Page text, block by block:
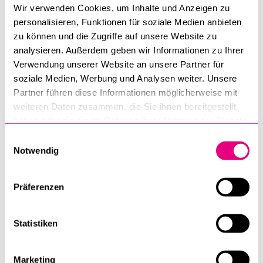
Wir verwenden Cookies, um Inhalte und Anzeigen zu
personalisieren, Funktionen für soziale Medien anbieten
zu können und die Zugriffe auf unsere Website zu
analysieren. Außerdem geben wir Informationen zu Ihrer
Verwendung unserer Website an unsere Partner für
soziale Medien, Werbung und Analysen weiter. Unsere
Partner führen diese Informationen möglicherweise mit
weiteren Daten zusammen, die Sie ihnen bereitgestellt
Notwendig
Präferenzen
Statistiken
Marketing
Studienberatung
Du willst dich über Studiengänge informieren, deine
Laufbahn planen oder Entscheidungen absichern? Unsere
Studienberatung unterstützt dich bei allen Fragen rund um
Studium und Studienwahl.